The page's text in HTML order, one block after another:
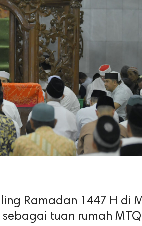
Ramadan 1447 H di
tuan rumah MTQ